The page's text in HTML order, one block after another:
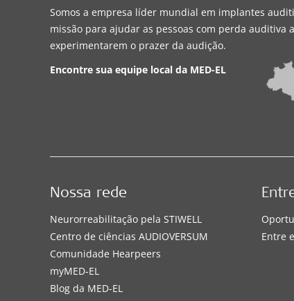
Somos a empresa líder mundial em implantes
missão para ajudar as pessoas com perda auditiva a
experimentarem o prazer da audição.
Encontre sua equipe local da MED-EL
Nossa rede
Neurorreabilitação pela STIWELL
Centro de ciências AUDIOVERSUM
Comunidade Hearpeers
myMED‑EL
Blog da MED-EL
Entre